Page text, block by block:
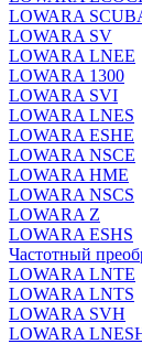
LOWARA
LOWARA SV
LOWARA LNEE
LOWARA 1300
LOWARA SVI
LOWARA LNES
LOWARA ESHE
LOWARA NSCE
LOWARA HME
LOWARA NSCS
LOWARA Z
LOWARA ESHS
Частотный
LOWARA LNTE
LOWARA LNTS
LOWARA SVH
LOWARA